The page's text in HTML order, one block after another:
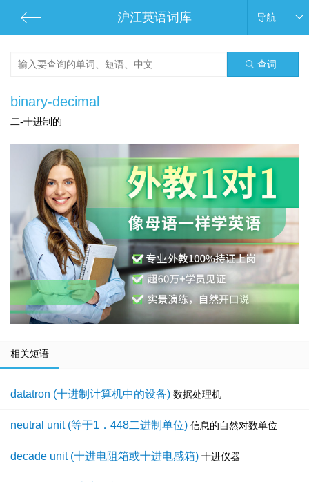
沪江英语词库 导航
查词
binary-decimal
二-十进制的
相关短语
datatron (十进制计算机中的设备) 数据处理机
neutral unit (等于1．448二进制单位) 信息的自然对数单位
decade unit (十进电阻箱或十进电感箱) 十进仪器